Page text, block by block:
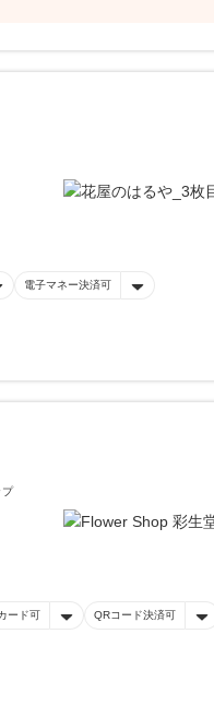
電子マネー決済可
プ
ード可 QRコード決済可